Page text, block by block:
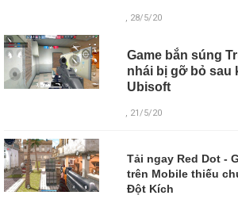
, 28/5/20
Game bắn súng
nhái bị gỡ bỏ sau
Ubisoft
, 21/5/20
Tải ngay Red Dot -
trên Mobile thiếu
Đột Kích